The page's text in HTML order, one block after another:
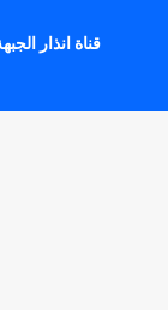
قناة انذار